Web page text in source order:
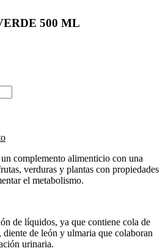
500 ML
complemento alimenticio con una
verduras y plantas con propiedades
el metabolismo.
de líquidos, ya que contiene cola de
de león y ulmaria que colaboran
urinaria.